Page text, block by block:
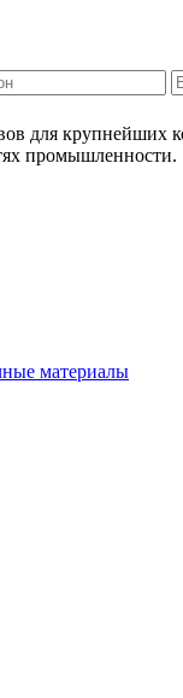
для
промышленности.
материалы